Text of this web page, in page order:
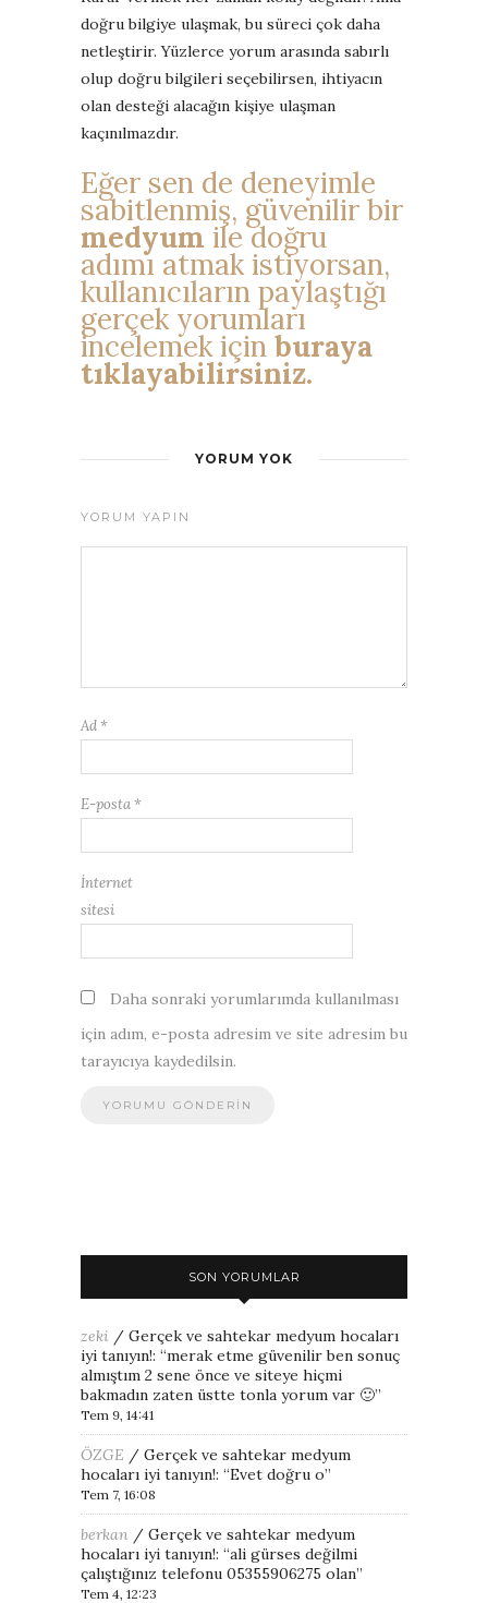
doğru bilgiye ulaşmak, bu süreci çok daha
netleştirir. Yüzlerce yorum arasında sabırlı
olup doğru bilgileri seçebilirsen, ihtiyacın
olan desteği alacağın kişiye ulaşman
kaçınılmazdır.
Eğer sen de deneyimle
sabitlenmiş, güvenilir bir
medyum ile doğru
adımı atmak istiyorsan,
kullanıcıların paylaştığı
gerçek yorumları
incelemek için buraya
tıklayabilirsiniz.
YORUM YOK
YORUM YAPIN
Ad *
E-posta *
İnternet
sitesi
Daha sonraki yorumlarımda kullanılması
için adım, e-posta adresim ve site adresim bu
tarayıcıya kaydedilsin.
SON YORUMLAR
zeki / Gerçek ve sahtekar medyum hocaları
iyi tanıyın!: “merak etme güvenilir ben sonuç
almıştım 2 sene önce ve siteye hiçmi
bakmadın zaten üstte tonla yorum var 🙂”
Tem 9, 14:41
ÖZGE / Gerçek ve sahtekar medyum
hocaları iyi tanıyın!: “Evet doğru o”
Tem 7, 16:08
berkan / Gerçek ve sahtekar medyum
hocaları iyi tanıyın!: “ali gürses değilmi
çalıştığınız telefonu 05355906275 olan”
Tem 4, 12:23